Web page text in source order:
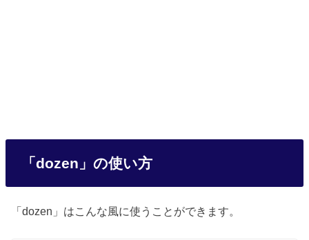
「dozen」の使い方
「dozen」はこんな風に使うことができます。